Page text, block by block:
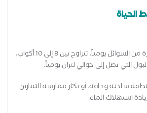
يجب شرب كمية كبيرة من السوائل يومياً، تتراوح بين 8 إلى 10 أكواب،
التي تصل إلى حوالي لتران يومياً.
ساخنة وجافة، أو يكثر ممارسة التمارين
استهلاك الماء.